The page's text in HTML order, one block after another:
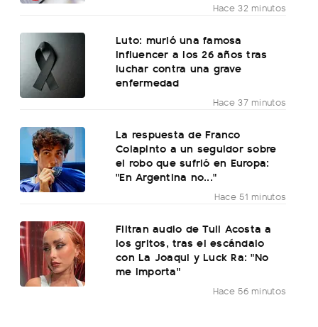
Hace 32 minutos
Luto: murió una famosa
influencer a los 26 años tras
luchar contra una grave
enfermedad
Hace 37 minutos
La respuesta de Franco
Colapinto a un seguidor sobre
el robo que sufrió en Europa:
"En Argentina no..."
Hace 51 minutos
Filtran audio de Tuli Acosta a
los gritos, tras el escándalo
con La Joaqui y Luck Ra: "No
me importa"
Hace 56 minutos